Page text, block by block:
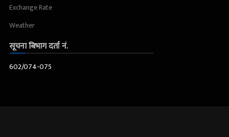
Exchange Rate
Weather
सूचना बिभाग दर्ता नं.
602/074-075